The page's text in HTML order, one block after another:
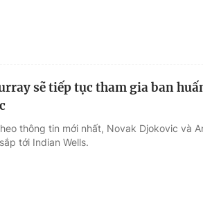
sẽ tiếp tục tham gia ban
thông tin mới nhất, Novak Djokovic và
tới Indian Wells.